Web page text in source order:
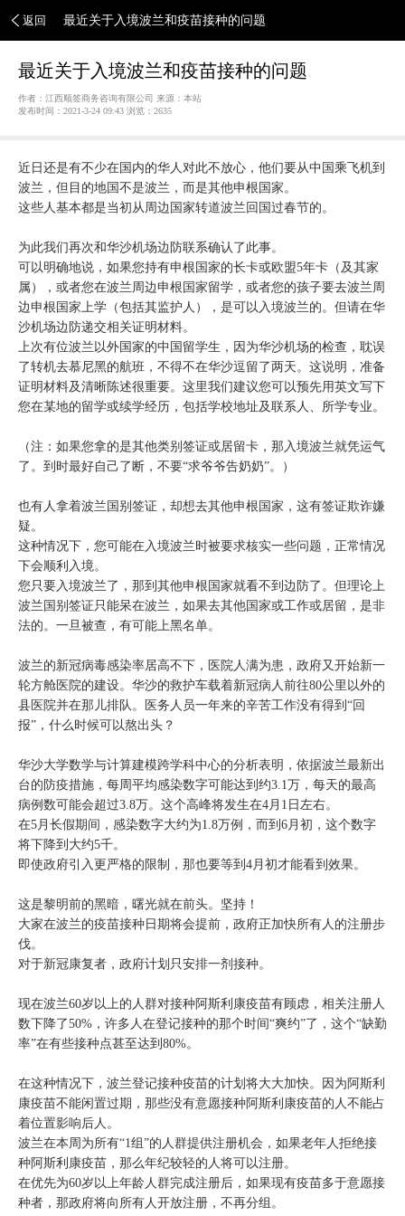
返回 最近关于入境波兰和疫苗接种的问题
最近关于入境波兰和疫苗接种的问题
作者：江西顺签商务咨询有限公司 来源：本站
发布时间：2021-3-24 09:43 浏览： 2635
近日还是有不少在国内的华人对此不放心，他们要从中国乘飞机到
波兰，但目的地国不是波兰，而是其他申根国家。
这些人基本都是当初从周边国家转道波兰回国过春节的。
为此我们再次和华沙机场边防联系确认了此事。
可以明确地说，如果您持有申根国家的长卡或欧盟5年卡（及其家
属），或者您在波兰周边申根国家留学，或者您的孩子要去波兰周
边申根国家上学（包括其监护人），是可以入境波兰的。但请在华
沙机场边防递交相关证明材料。
上次有位波兰以外国家的中国留学生，因为华沙机场的检查，耽误
了转机去慕尼黑的航班，不得不在华沙逗留了两天。这说明，准备
证明材料及清晰陈述很重要。这里我们建议您可以预先用英文写下
您在某地的留学或续学经历，包括学校地址及联系人、所学专业。
（注：如果您拿的是其他类别签证或居留卡，那入境波兰就凭运气
了。到时最好自己了断，不要“求爷爷告奶奶”。）
也有人拿着波兰国别签证，却想去其他申根国家，这有签证欺诈嫌
疑。
这种情况下，您可能在入境波兰时被要求核实一些问题，正常情况
下会顺利入境。
您只要入境波兰了，那到其他申根国家就看不到边防了。但理论上
波兰国别签证只能呆在波兰，如果去其他国家或工作或居留，是非
法的。一旦被查，有可能上黑名单。
波兰的新冠病毒感染率居高不下，医院人满为患，政府又开始新一
轮方舱医院的建设。华沙的救护车载着新冠病人前往80公里以外的
县医院并在那儿排队。医务人员一年来的辛苦工作没有得到“回
报”，什么时候可以熬出头？
华沙大学数学与计算建模跨学科中心的分析表明，依据波兰最新出
台的防疫措施，每周平均感染数字可能达到约3.1万，每天的最高
病例数可能会超过3.8万。这个高峰将发生在4月1日左右。
在5月长假期间，感染数字大约为1.8万例，而到6月初，这个数字
将下降到大约5千。
即使政府引入更严格的限制，那也要等到4月初才能看到效果。
这是黎明前的黑暗，曙光就在前头。坚持！
大家在波兰的疫苗接种日期将会提前，政府正加快所有人的注册步
伐。
对于新冠康复者，政府计划只安排一剂接种。
现在波兰60岁以上的人群对接种阿斯利康疫苗有顾虑，相关注册人
数下降了50%，许多人在登记接种的那个时间“爽约”了，这个“缺勤
率”在有些接种点甚至达到80%。
在这种情况下，波兰登记接种疫苗的计划将大大加快。因为阿斯利
康疫苗不能闲置过期，那些没有意愿接种阿斯利康疫苗的人不能占
着位置影响后人。
波兰在本周为所有“1组”的人群提供注册机会，如果老年人拒绝接
种阿斯利康疫苗，那么年纪较轻的人将可以注册。
在优先为60岁以上年龄人群完成注册后，如果现有疫苗多于意愿接
种者，那政府将向所有人开放注册，不再分组。